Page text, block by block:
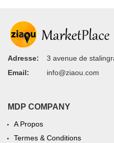
Adresse:
3 avenue de
Email:
info@ziaou.com
MDP COMPANY
A Propos
Termes & Conditions